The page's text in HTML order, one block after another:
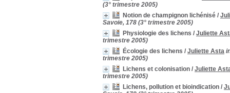
(3° trimestre 2005)
Notion de champignon lichénisé /
Savoie, 178 (3° trimestre 2005)
Physiologie des lichens / Juliette
trimestre 2005)
Écologie des lichens / Juliette Asta
trimestre 2005)
Lichens et colonisation / Juliette
trimestre 2005)
Lichens, pollution et bioindication /